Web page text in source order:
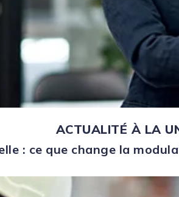
ACTUALITÉ À LA
: ce que change la